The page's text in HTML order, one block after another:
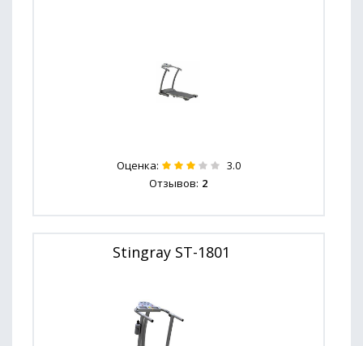
Оценка: 3.0
Отзывов: 2
Stingray ST-1801